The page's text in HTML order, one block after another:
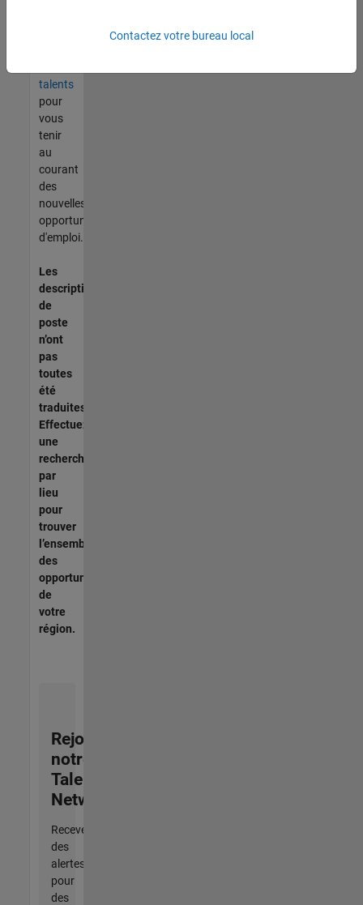
talents
pour
vous
tenir
au
courant
des
nouvelles
opportunités
d'emploi.
Les
descriptions
de
poste
n’ont
pas
toutes
été
traduites.
Effectuez
une
recherche
par
lieu
pour
trouver
l’ensemble
des
opportunités
de
votre
région.
Rejoignez
notre
Talent
Network
Recevez
des
alertes
pour
des
Contactez votre bureau local